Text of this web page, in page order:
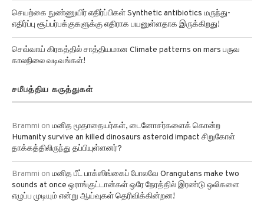
செயற்கை நுண்ணுயிர் எதிர்ப்பிகள் Synthetic antibiotics மருந்து-
எதிர்ப்பு சூப்பர்பக்குகளுக்கு எதிராக பயனுள்ளதாக இருக்கிறது!
செவ்வாய் கிரகத்தில் சாத்தியமான Climate patterns on mars பருவ
காலநிலை வடிவங்கள்!
சமீபத்திய கருத்துகள்
Brammi on மனித மூதாதையர்கள், டைனோசர்களைக் கொன்ற
Humanity survive an killed dinosaurs asteroid impact சிறுகோள்
தாக்கத்திலிருந்து தப்பியுள்ளனர்?
Brammi on மனித பீட் பாக்ஸிங்கைப் போலவே Orangutans make two
sounds at once ஒராங்குட்டான்கள் ஒரே நேரத்தில் இரண்டு ஒலிகளை
எழுப்ப முடியும் என்று ஆய்வுகள் தெரிவிக்கின்றன!